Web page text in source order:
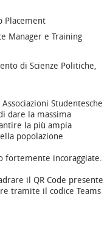
Placement
Manager e Training
di Scienze Politiche,
Studentesche
dare la massima
la più ampia
popolazione
fortemente incoraggiate.
il QR Code presente
tramite il codice Teams